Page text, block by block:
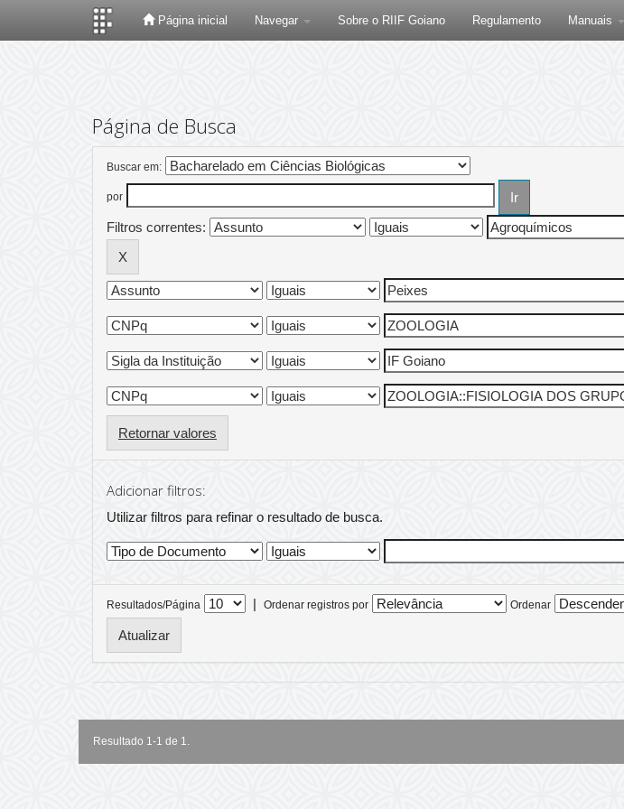
Página inicial Navegar Sobre o RIIF Goiano Regulamento Manuais
Página de Busca
Buscar em:
por
Filtros correntes:
Retornar valores
Adicionar filtros:
Utilizar filtros para refinar o resultado de busca.
Resultados/Página | Ordenar registros por Ordenar
Resultado 1-1 de 1.